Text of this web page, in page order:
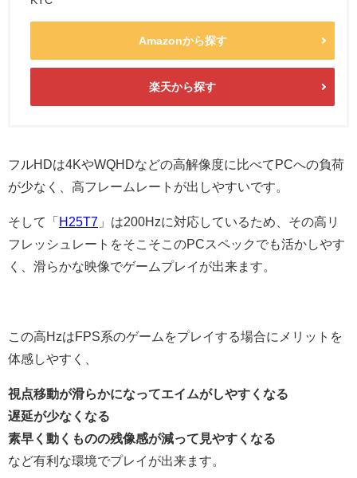
Amazonから探す
楽天から探す
フルHDは4KやWQHDなどの高解像度に比べてPCへの負荷
が少なく、高フレームレートが出しやすいです。
そして「H25T7 」は200Hzに対応しているため、その高リ
フレッシュレートをそこそこのPCスペックでも活かしやす
く、滑らかな映像でゲームプレイが出来ます。
この高HzはFPS系のゲームをプレイする場合にメリットを
体感しやすく、
視点移動が滑らかになってエイムがしやすくなる
遅延が少なくなる
素早く動くものの残像感が減って見やすくなる
など有利な環境でプレイが出来ます。